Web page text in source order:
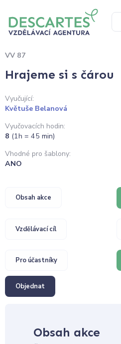
VV 87
Hrajeme si s čárou
Vyučující:
Květuše Belanová
Vyučovacích hodin:
8 (1h = 45 min)
Vhodné pro šablony:
ANO
Obsah akce
Vzdělávací cíl
Pro účastníky
Objednat
Obsah akce